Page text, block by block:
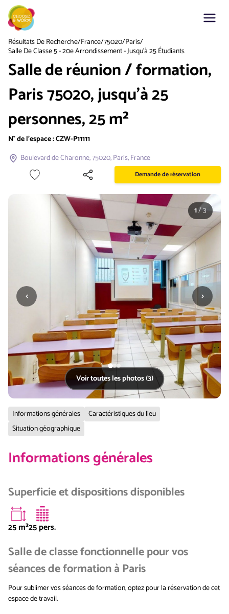
Résultats De Recherche/France/75020/Paris/
Salle De Classe 5 - 20e Arrondissement - Jusqu'à 25 Étudiants
Salle de réunion / formation,
Paris 75020, jusqu'à 25
personnes, 25 m²
N° de l'espace :CZW-P11111
Boulevard de Charonne, 75020, Paris, France
Demande de réservation
‹ ›
1/3
Voir toutes les photos (3)
Informations générales
Caractéristiques du lieu
Situation géographique
Informations générales
Superficie et dispositions disponibles
25m²25 pers.
Salle de classe fonctionnelle pour vos
séances de formation à Paris
Pour sublimer vos séances de formation, optez pour la réservation de cet
espace de travail.